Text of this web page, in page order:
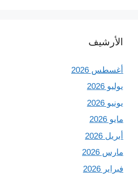
الأرشيف
أغسطس 2026
يوليو 2026
يونيو 2026
مايو 2026
أبريل 2026
مارس 2026
فبراير 2026